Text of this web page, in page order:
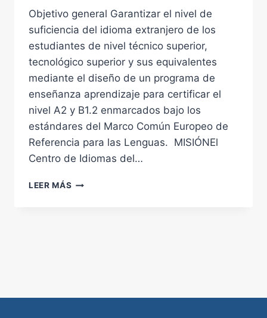
Objetivo general Garantizar el nivel de
suficiencia del idioma extranjero de los
estudiantes de nivel técnico superior,
tecnológico superior y sus equivalentes
mediante el diseño de un programa de
enseñanza aprendizaje para certificar el
nivel A2 y B1.2 enmarcados bajo los
estándares del Marco Común Europeo de
Referencia para las Lenguas. MISIÓNEl
Centro de Idiomas del…
LEER MÁS CENTRO